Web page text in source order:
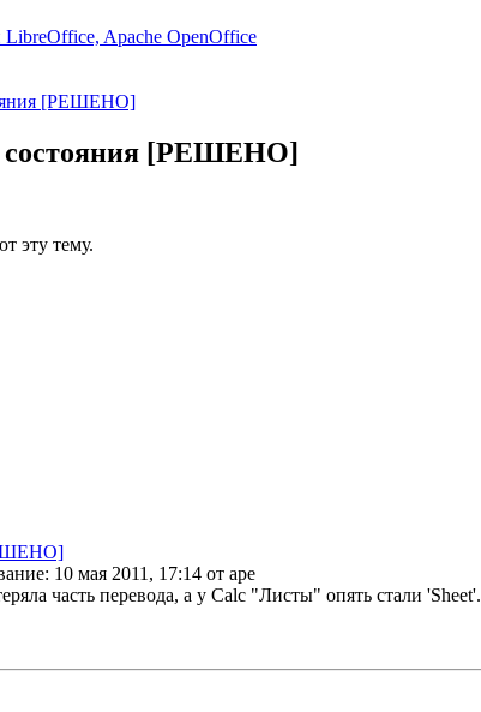
Apache OpenOffice
[РЕШЕНО]
состояния [РЕШЕНО]
эту тему.
: 10 мая 2011, 17:14 от ape
часть перевода, а у Calc "Листы" опять стали 'Sheet'.